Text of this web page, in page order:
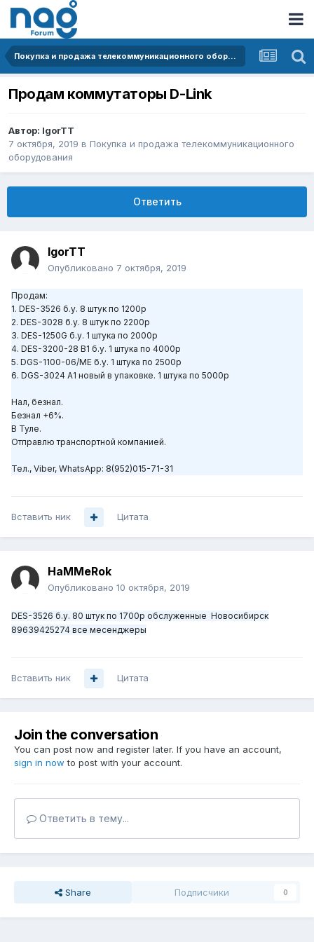
Покупка и продажа телекоммуникационного оборудования
Продам коммутаторы D-Link
Автор: IgorTT
7 октября, 2019 в Покупка и продажа телекоммуникационного
оборудования
Ответить
IgorTT
Опубликовано 7 октября, 2019
Продам:
1. DES-3526 б.у. 8 штук по 1200р
2. DES-3028 б.у. 8 штук по 2200р
3. DES-1250G б.у. 1 штука по 2000р
4. DES-3200-28 B1 б.у. 1 штука по 4000р
5. DGS-1100-06/ME б.у. 1 штука по 2500р
6. DGS-3024 A1 новый в упаковке. 1 штука по 5000р
Нал, безнал.
Безнал +6%.
В Туле.
Отправлю транспортной компанией.
Тел., Viber, WhatsApp: 8(952)015-71-31
Вставить ник Цитата
HaMMeRok
Опубликовано 10 октября, 2019
DES-3526 б.у. 80 штук по 1700р обслуженные Новосибирск
89639425274 все месенджеры
Вставить ник Цитата
Join the conversation
You can post now and register later. If you have an account,
sign in now to post with your account.
Ответить в тему...
Share Подписчики 0